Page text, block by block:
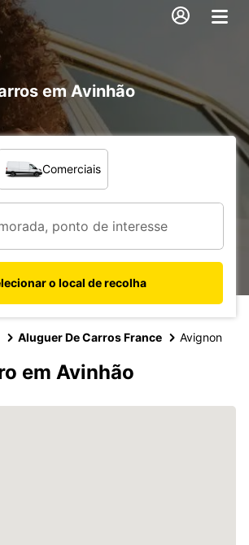
em Avinhão
pretende?
Comerciais
o local de recolha
Aluguer De Carros France Avignon
em Avinhão